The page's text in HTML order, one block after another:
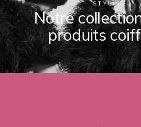
STYLING
Notre
produits